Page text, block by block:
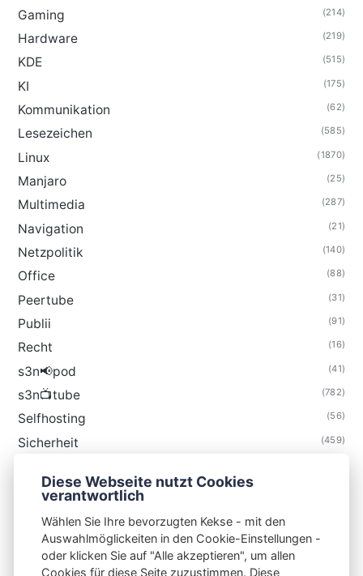
Gaming (214)
Hardware (219)
KDE (515)
KI (175)
Kommunikation (62)
Lesezeichen (585)
Linux (1870)
Manjaro (25)
Multimedia (287)
Navigation (21)
Netzpolitik (140)
Office (88)
Peertube (31)
Publii (91)
Recht (16)
s3n📢pod (41)
s3n📺tube (782)
Selfhosting (56)
Sicherheit (459)
Thunderbird
Diese Webseite nutzt Cookies
verantwortlich
Wählen Sie Ihre bevorzugten Kekse - mit den
Auswahlmöglickeiten in den Cookie-Einstellungen -
oder klicken Sie auf "Alle akzeptieren", um allen
Cookies für diese Seite zuzustimmen. Diese